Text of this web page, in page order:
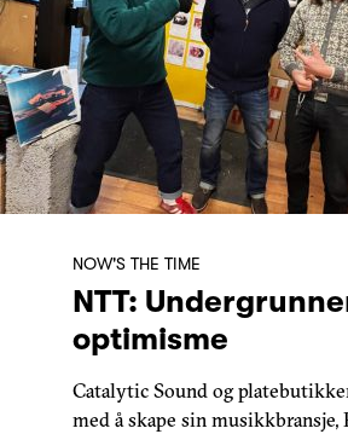
NOW'S THE TIME
NTT:
optimisme
Catalytic Sound og
med å skape sin musikkbransje,